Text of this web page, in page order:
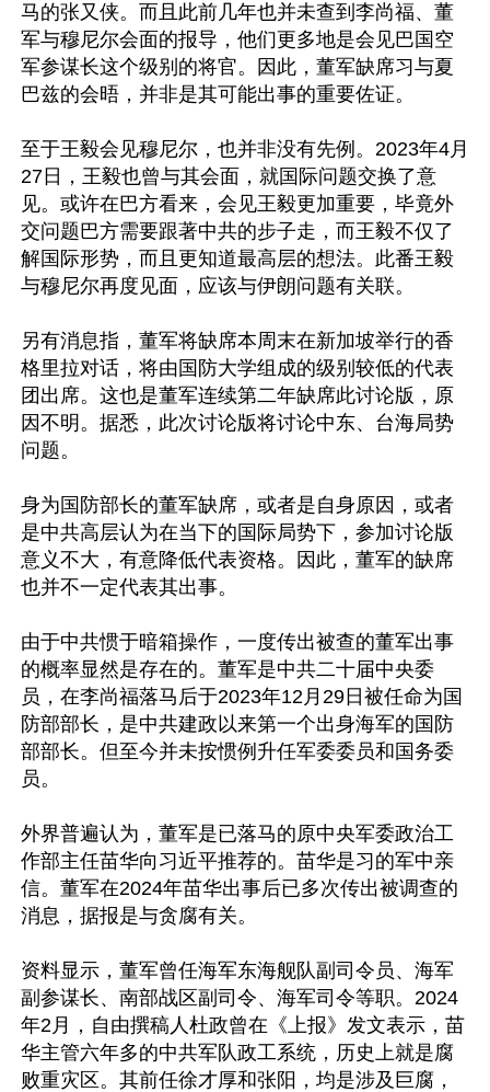
马的张又侠。而且此前几年也并未查到李尚福、董
军与穆尼尔会面的报导，他们更多地是会见巴国空
军参谋长这个级别的将官。因此，董军缺席习与夏
巴兹的会晤，并非是其可能出事的重要佐证。
至于王毅会见穆尼尔，也并非没有先例。2023年4月
27日，王毅也曾与其会面，就国际问题交换了意
见。或许在巴方看来，会见王毅更加重要，毕竟外
交问题巴方需要跟著中共的步子走，而王毅不仅了
解国际形势，而且更知道最高层的想法。此番王毅
与穆尼尔再度见面，应该与伊朗问题有关联。
另有消息指，董军将缺席本周末在新加坡举行的香
格里拉对话，将由国防大学组成的级别较低的代表
团出席。这也是董军连续第二年缺席此讨论版，原
因不明。据悉，此次讨论版将讨论中东、台海局势
问题。
身为国防部长的董军缺席，或者是自身原因，或者
是中共高层认为在当下的国际局势下，参加讨论版
意义不大，有意降低代表资格。因此，董军的缺席
也并不一定代表其出事。
由于中共惯于暗箱操作，一度传出被查的董军出事
的概率显然是存在的。董军是中共二十届中央委
员，在李尚福落马后于2023年12月29日被任命为国
防部部长，是中共建政以来第一个出身海军的国防
部部长。但至今并未按惯例升任军委委员和国务委
员。
外界普遍认为，董军是已落马的原中央军委政治工
作部主任苗华向习近平推荐的。苗华是习的军中亲
信。董军在2024年苗华出事后已多次传出被调查的
消息，据报是与贪腐有关。
资料显示，董军曾任海军东海舰队副司令员、海军
副参谋长、南部战区副司令、海军司令等职。2024
年2月，自由撰稿人杜政曾在《上报》发文表示，苗
华主管六年多的中共军队政工系统，历史上就是腐
败重灾区。其前任徐才厚和张阳，均是涉及巨腐，